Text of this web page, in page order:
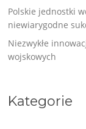
Polskie jednostki
niewiarygodne
Niezwykłe
wojskowych
Kategorie